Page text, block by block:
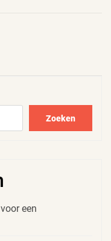
Zoeken
een